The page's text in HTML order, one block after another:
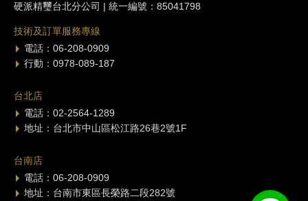
硬派精璽台北分公司 | 統一編號：85041798
技術及訂單服務專線
電話：06-208-0909
行動：0978-089-187
台北店
電話：02-2564-1289
地址：台北市中山區松江路26巷2號1F
台南店
電話：06-208-0909
地址：台南市東區長榮路二段282號